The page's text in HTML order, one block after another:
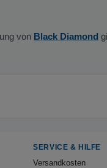
von Black Diamond
SERVICE & HILFE
Versandkosten